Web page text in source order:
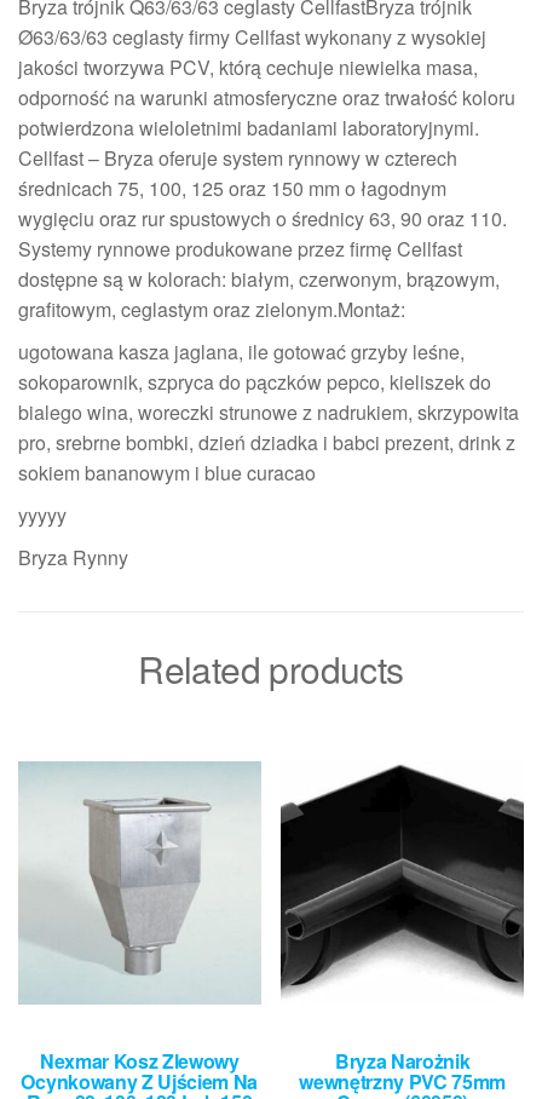
Bryza trójnik Q63/63/63 ceglasty CellfastBryza trójnik
Ø63/63/63 ceglasty firmy Cellfast wykonany z wysokiej
jakości tworzywa PCV, którą cechuje niewielka masa,
odporność na warunki atmosferyczne oraz trwałość koloru
potwierdzona wieloletnimi badaniami laboratoryjnymi.
Cellfast – Bryza oferuje system rynnowy w czterech
średnicach 75, 100, 125 oraz 150 mm o łagodnym
wygięciu oraz rur spustowych o średnicy 63, 90 oraz 110.
Systemy rynnowe produkowane przez firmę Cellfast
dostępne są w kolorach: białym, czerwonym, brązowym,
grafitowym, ceglastym oraz zielonym.Montaż:
ugotowana kasza jaglana, ile gotować grzyby leśne,
sokoparownik, szpryca do pączków pepco, kieliszek do
bialego wina, woreczki strunowe z nadrukiem, skrzypowita
pro, srebrne bombki, dzień dziadka i babci prezent, drink z
sokiem bananowym i blue curacao
yyyyy
Bryza Rynny
Related products
Nexmar Kosz Zlewowy
Ocynkowany Z Ujściem Na
Bryza Narożnik
wewnętrzny PVC 75mm